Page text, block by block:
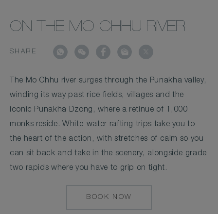
ON THE MO CHHU RIVER
SHARE
The Mo Chhu river surges through the Punakha valley,
winding its way past rice fields, villages and the
iconic Punakha Dzong, where a retinue of 1,000
monks reside. White-water rafting trips take you to
the heart of the action, with stretches of calm so you
can sit back and take in the scenery, alongside grade
two rapids where you have to grip on tight.
BOOK NOW